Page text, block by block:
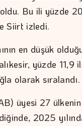
Bu ili yüzde
Siirt izledi.
en düşük
yüzde 11,9
olarak sıralandı.
üyesi 27
2025